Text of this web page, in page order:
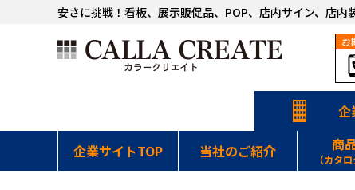
安さに挑戦！看板、展示販促品、POP、店内サイン、店
お
企
企業サイトTOP 当社のご紹介 商
（カタ